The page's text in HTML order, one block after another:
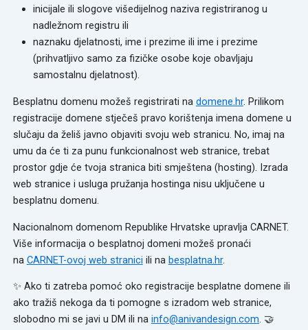
inicijale ili slogove višedijelnog naziva registriranog u
nadležnom registru ili
naznaku djelatnosti, ime i prezime ili ime i prezime
(prihvatljivo samo za fizičke osobe koje obavljaju
samostalnu djelatnost).
Besplatnu domenu možeš registrirati na domene.hr. Prilikom
registracije domene stječeš pravo korištenja imena domene u
slučaju da želiš javno objaviti svoju web stranicu. No, imaj na
umu da će ti za punu funkcionalnost web stranice, trebat
prostor gdje će tvoja stranica biti smještena (hosting). Izrada
web stranice i usluga pružanja hostinga nisu uključene u
besplatnu domenu.
Nacionalnom domenom Republike Hrvatske upravlja CARNET.
Više informacija o besplatnoj domeni možeš pronaći
na CARNET-ovoj web stranici ili na besplatna.hr.
✨ Ako ti zatreba pomoć oko registracije besplatne domene ili
ako tražiš nekoga da ti pomogne s izradom web stranice,
slobodno mi se javi u DM ili na info@anivandesign.com. 🤝